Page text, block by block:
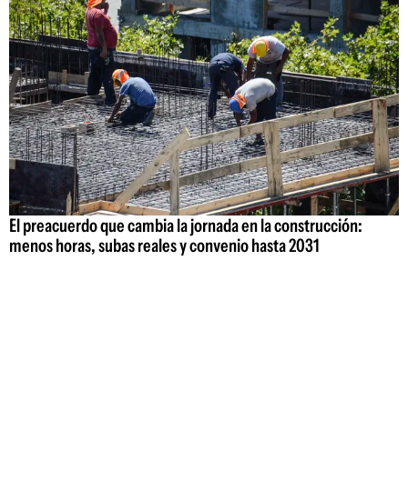
El preacuerdo que cambia la jornada en la construcción:
menos horas, subas reales y convenio hasta 2031